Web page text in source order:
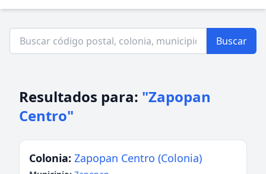
Buscar
Resultados para: "Zapopan
Centro"
Colonia: Zapopan Centro (Colonia)